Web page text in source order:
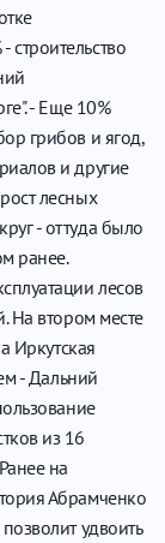
- Еще 10%
грибов и ягод,
и другие
лесных
- оттуда было
ранее.
лесов
На втором месте
Иркутская
- Дальний
из 16
на
Абрамченко
удвоить